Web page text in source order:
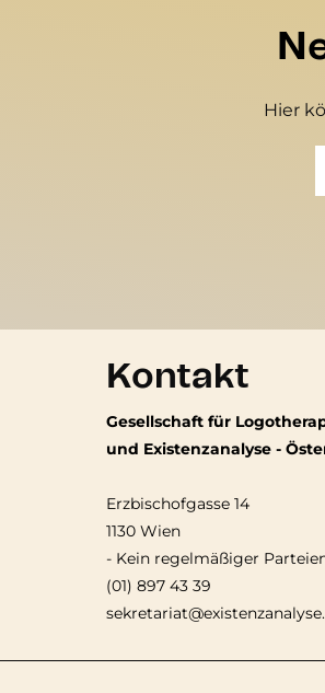
Hier
Kontakt
Gesellschaft für
und Existenzanalyse -
Erzbischofgasse 14
1130 Wien
- Kein regelmäßiger
(01) 897 43 39